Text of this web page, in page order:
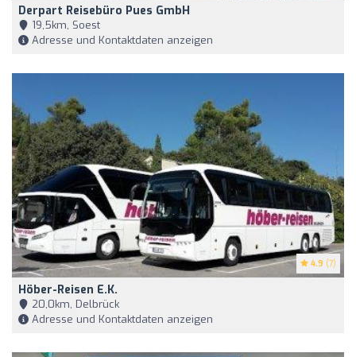
Derpart Reisebüro Pues GmbH
19,5km, Soest
Adresse und Kontaktdaten anzeigen
4.9 (7)
Höber-Reisen E.K.
20,0km, Delbrück
Adresse und Kontaktdaten anzeigen